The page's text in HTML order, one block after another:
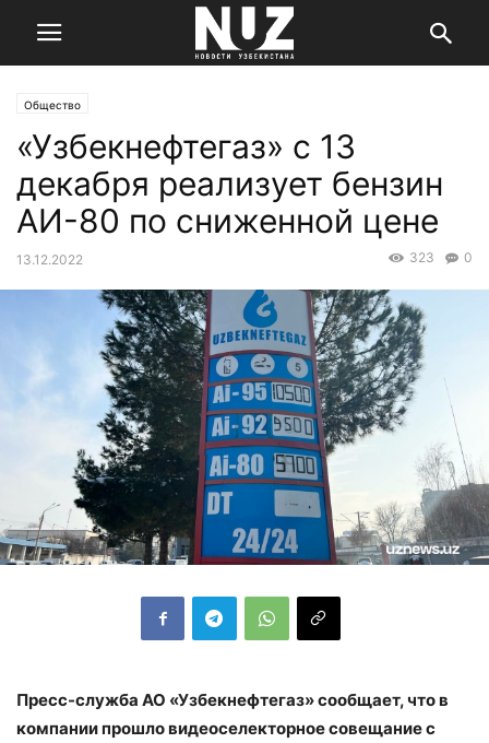
Общество
«Узбекнефтегаз» с 13
декабря реализует бензин
АИ-80 по сниженной цене
13.12.2022 0
323
Пресс-служба АО «Узбекнефтегаз» сообщает, что в
компании прошло видеоселекторное совещание с